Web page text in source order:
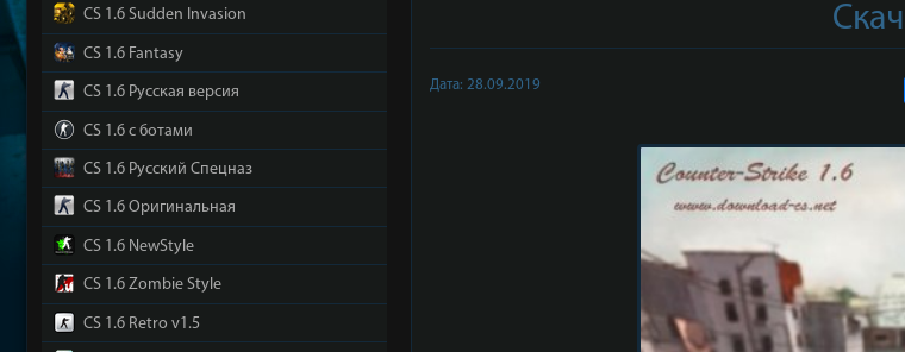
Дата: 28.09.2019
CS 1.6 Sudden Invasion
CS 1.6 Fantasy
CS 1.6 Русская версия
CS 1.6 с ботами
CS 1.6 Русский Спецназ
CS 1.6 Оригинальная
CS 1.6 NewStyle
CS 1.6 Zombie Style
CS 1.6 Retro v1.5